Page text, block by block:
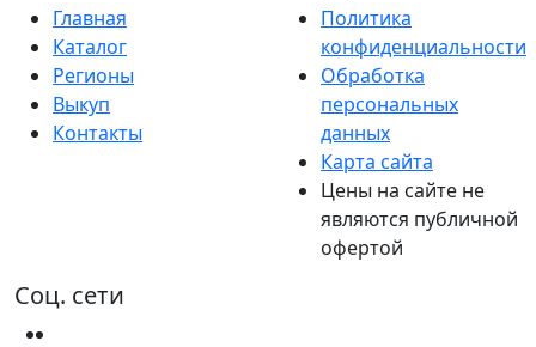
Главная
Каталог
Регионы
Выкуп
Контакты
Политика
конфиденциальности
Обработка
персональных
данных
Карта сайта
Цены на сайте не
являются публичной
офертой
Соц. сети